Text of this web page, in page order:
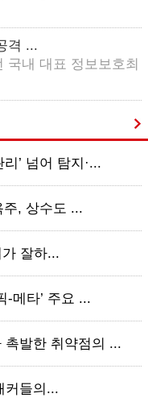
격 ...
국내 대표 정보보호최
’ 넘어 탐지·...
, 상수도 ...
잘하...
-메타’ 주요 ...
촉발한 취약점의 ...
커들의...